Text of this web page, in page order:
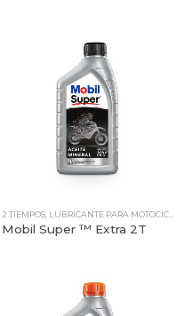
,MOBIL,TODOS NUESTROS
2 TIEMPOS, LUBRICANTE PARA MOTOCICLETAS
Mobil Super ™ Extra 2T